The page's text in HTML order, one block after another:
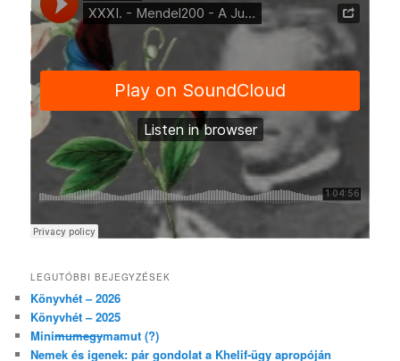
LEGUTÓBBI BEJEGYZÉSEK
Könyvhét – 2026
Könyvhét – 2025
Minimumegymamut (?)
Nemek és igenek: pár gondolat a Khelif-ügy apropóján